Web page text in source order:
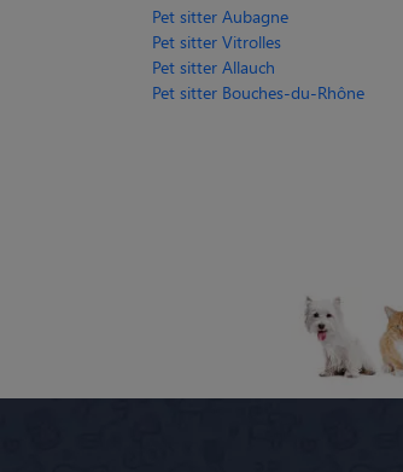
Pet sitter Aubagne
Pet sitter Vitrolles
Pet sitter Allauch
Pet sitter Bouches-du-Rhône